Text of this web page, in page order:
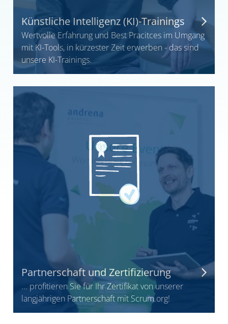
Künstliche Intelligenz (KI)-Trainings
Wertvolle Erfahrung und Best Pracitces im Umgang
mit KI-Tools, in kürzester Zeit erwerben - das sind
unsere KI-Trainings.
Partnerschaft und Zertifizierung
... profitieren Sie für Ihr Zertifikat von unserer
langjährigen Partnerschaft mit Scrum.org!